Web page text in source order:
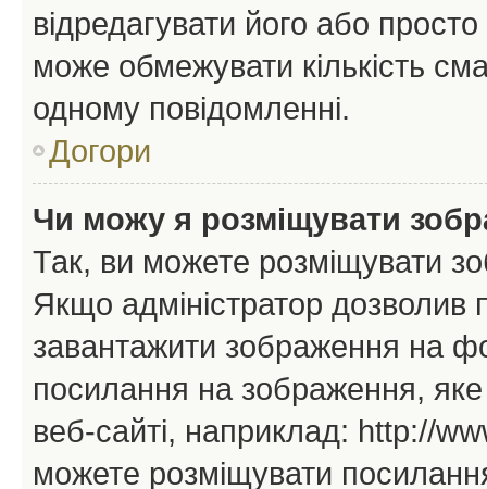
відредагувати його або
може обмежувати кількість
одному повідомленні.
Догори
Чи можу я розміщувати
Так, ви можете розміщувати
Якщо адміністратор
завантажити зображення на
посилання на зображення, яке
веб-сайті, наприклад: http://
можете розміщувати